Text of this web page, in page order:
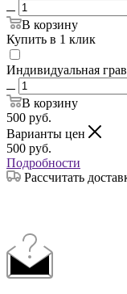
В корзину
Купить в 1 клик
Индивидуальная
В корзину
500 руб.
Варианты цен
500 руб.
Подробности
Рассчитать